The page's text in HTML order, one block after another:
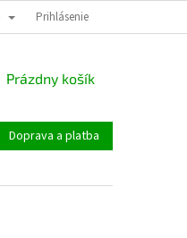
Prihlásenie
NÁKUPNÝ
Prázdny košík
Doprava a platba